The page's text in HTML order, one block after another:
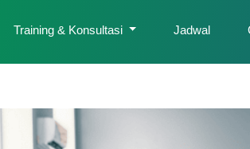
Training & Konsultasi Jadwal